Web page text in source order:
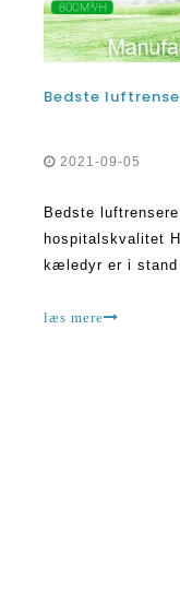
2021-09-05
Bedste
hospitalskvalitet
kæledyr er i
tilbagevenden
læs mere